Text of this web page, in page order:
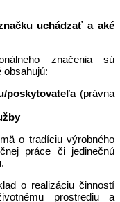
uchádzať a aké
značenia sú
obsahujú:
poskytovateľa(právna
o tradíciu výrobného
práce či jedinečnú
o realizáciu činností
prostrediu a